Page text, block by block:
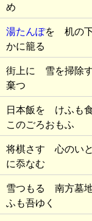
め
湯たんぽを 机の
かに籠る
街上に 雪を掃除
棄つ
日本飯を けふも
このごろおもふ
将棋さす 心のい
に忝なむ
雪つもる 南方墓
ふも吾ゆく